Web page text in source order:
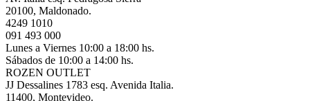
20100, Maldonado.
4249 1010
091 493 000
Lunes a Viernes 10:00 a 18:00 hs.
Sábados de 10:00 a 14:00 hs.
ROZEN OUTLET
JJ Dessalines 1783 esq. Avenida Italia.
11400, Montevideo.